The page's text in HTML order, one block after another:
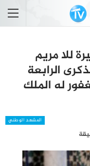
للا مريم
الرابعة
له الملك
المشهد الوطني